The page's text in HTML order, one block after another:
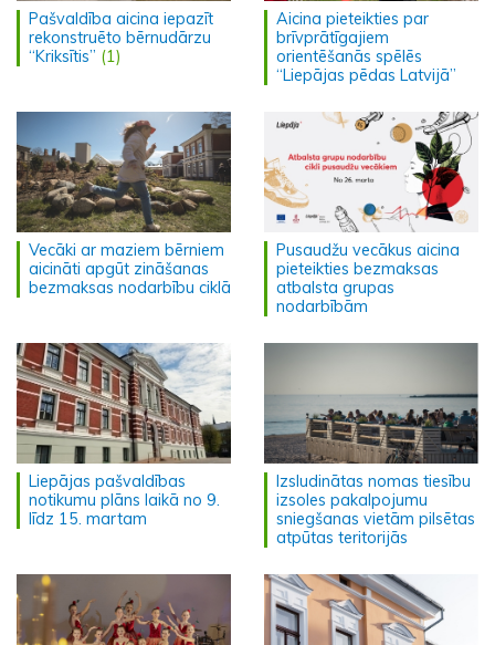
Pašvaldība aicina iepazīt
rekonstruēto bērnudārzu
“Kriksītis” (1)
Aicina pieteikties par
brīvprātīgajiem
orientēšanās spēlēs
“Liepājas pēdas Latvijā”
Vecāki ar maziem bērniem
aicināti apgūt zināšanas
bezmaksas nodarbību ciklā
Pusaudžu vecākus aicina
pieteikties bezmaksas
atbalsta grupas
nodarbībām
Liepājas pašvaldības
notikumu plāns laikā no 9.
līdz 15. martam
Izsludinātas nomas tiesību
izsoles pakalpojumu
sniegšanas vietām pilsētas
atpūtas teritorijās